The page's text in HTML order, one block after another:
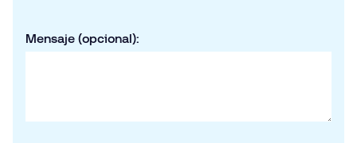
Mensaje (opcional):